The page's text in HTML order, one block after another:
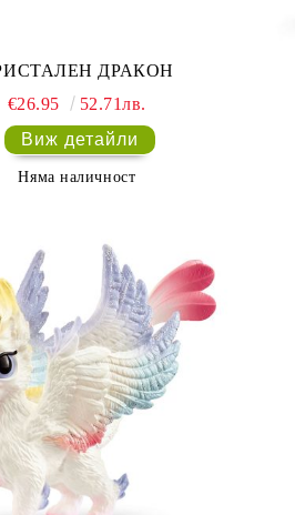
ДРАКОН
€26.95
52.71лв.
Виж детайли
Няма наличност